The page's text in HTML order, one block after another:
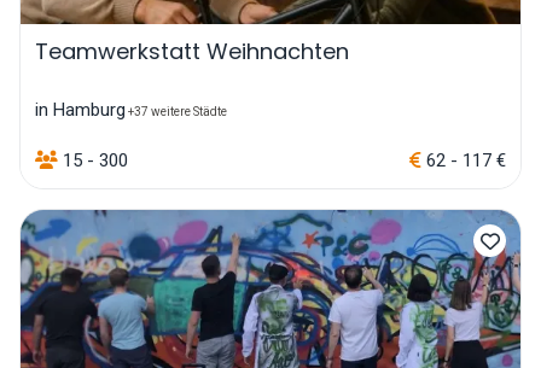
Teamwerkstatt Weihnachten
in Hamburg +37 weitere Städte
15 - 300 62 - 117 €